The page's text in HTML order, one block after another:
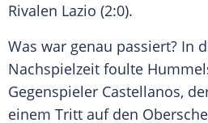
Rivalen Lazio (2:0).
Was war genau passiert? In
Nachspielzeit foulte
Gegenspieler Castellanos,
einem Tritt auf den